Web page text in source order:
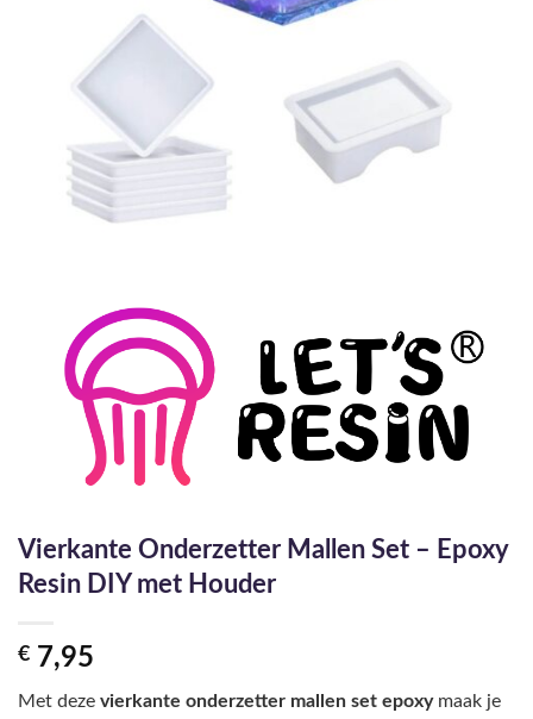
Vierkante Onderzetter Mallen Set – Epoxy
Resin DIY met Houder
€ 7,95
Met deze vierkante onderzetter mallen set epoxymaak je